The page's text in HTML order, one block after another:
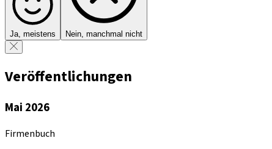
Ja, meistens Nein, manchmal nicht
Veröffentlichungen
Mai 2026
Firmenbuch